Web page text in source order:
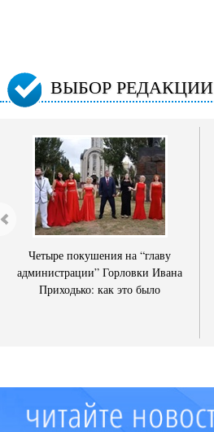
ВЫБОР РЕДАКЦИИ
Четыре покушения на “главу
администрации” Горловки Ивана
Приходько: как это было